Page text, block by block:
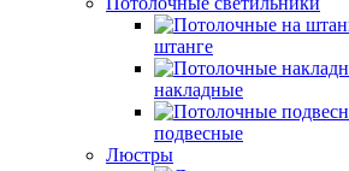
штанге
накладные
подвесные
Люстры